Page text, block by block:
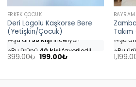
ERKEK ÇOCUK
Deri Logolu Kaşkorse Bere
(Yetişkin/Çocuk)
👀Şu an35 kişiinceliyor!
Bu ürünü 40 kişi
favoriledi!
🛒18 kişisepetine ekledi!
399.00₺ Orijinal
199.00₺Şu
👀Şu
Bu
🛒25